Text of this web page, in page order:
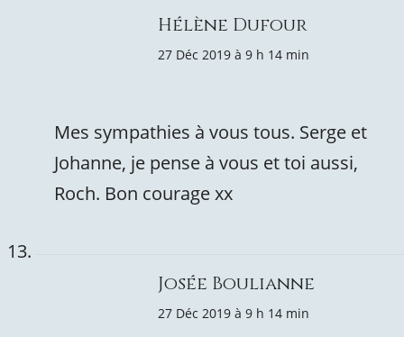
Hélène Dufour
27 Déc 2019 à 9 h 14 min
Mes sympathies à vous tous. Serge et
Johanne, je pense à vous et toi aussi,
Roch. Bon courage xx
Josée Boulianne
27 Déc 2019 à 9 h 14 min